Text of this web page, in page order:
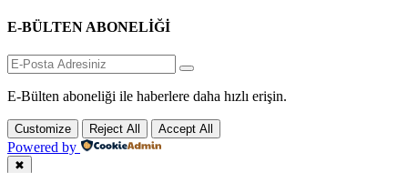
E-BÜLTEN ABONELİĞİ
E-Bülten aboneliği ile haberlere daha hızlı erişin.
Customize Reject All Accept All
Powered by
✖